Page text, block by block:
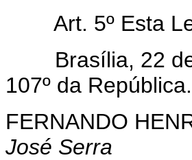
Art. 5º Esta
Brasília, 22 de
107º da República.
FERNANDO
José Serra